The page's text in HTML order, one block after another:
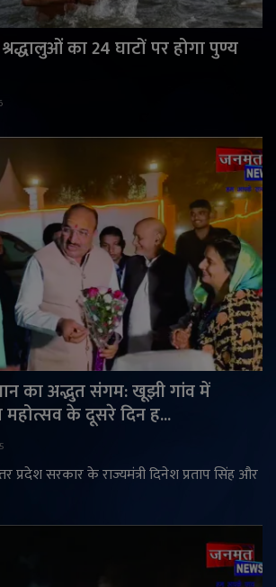
का 24 घाटों पर होगा पुण्य
का अद्भुत संगम: खूझी गांव में
महोत्सव के दूसरे दिन ह...
प्रदेश सरकार के राज्यमंत्री दिनेश प्रताप सिंह और